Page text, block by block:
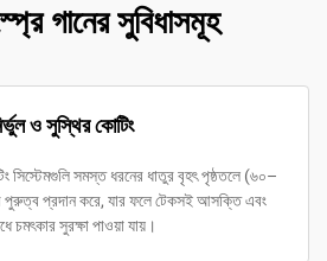
গানের সুবিধাসমূহ
ও সুস্থির কোটিং
সিস্টেমগুলি সমস্ত ধরনের ধাতুর বৃহৎ পৃষ্ঠতলে (৬০–
পুরুত্ব প্রদান করে, যার ফলে টেকসই আসক্তি এবং
চমৎকার সুরক্ষা পাওয়া যায়।